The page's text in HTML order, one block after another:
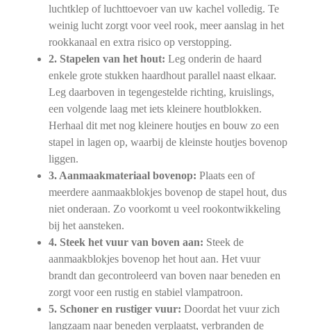
luchtklep of luchttoevoer van uw kachel volledig. Te
weinig lucht zorgt voor veel rook, meer aanslag in het
rookkanaal en extra risico op verstopping.
2. Stapelen van het hout: Leg onderin de haard
enkele grote stukken haardhout parallel naast elkaar.
Leg daarboven in tegengestelde richting, kruislings,
een volgende laag met iets kleinere houtblokken.
Herhaal dit met nog kleinere houtjes en bouw zo een
stapel in lagen op, waarbij de kleinste houtjes bovenop
liggen.
3. Aanmaakmateriaal bovenop: Plaats een of
meerdere aanmaakblokjes bovenop de stapel hout, dus
niet onderaan. Zo voorkomt u veel rookontwikkeling
bij het aansteken.
4. Steek het vuur van boven aan: Steek de
aanmaakblokjes bovenop het hout aan. Het vuur
brandt dan gecontroleerd van boven naar beneden en
zorgt voor een rustig en stabiel vlampatroon.
5. Schoner en rustiger vuur: Doordat het vuur zich
langzaam naar beneden verplaatst, verbranden de